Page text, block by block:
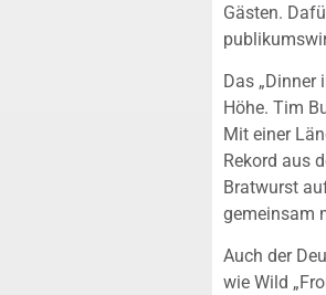
Gästen.
Das „Dinner
Höhe. Tim
Mit einer
Rekord aus
Bratwurst
gemeinsam
Auch der
wie Wild